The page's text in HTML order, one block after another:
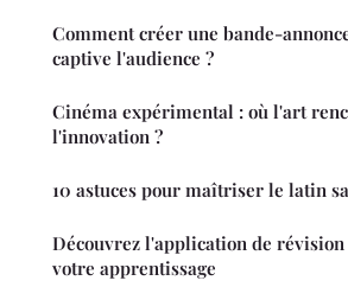
Comment créer une bande-
captive l'audience ?
Cinéma expérimental : où l'art
l'innovation ?
10 astuces pour maîtriser le latin
Découvrez l'application de
votre apprentissage